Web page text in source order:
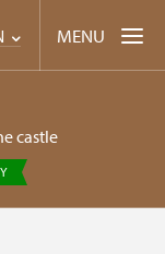
MENU
castle